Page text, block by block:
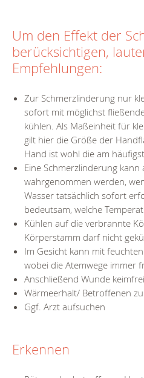
Um den Effekt der
berücksichtigen,
Empfehlungen:
Zur Schmerzlinderung nur
sofort mit möglichst
kühlen. Als Maßeinheit für
gilt hier die Größe der
Hand ist wohl die am
Eine Schmerzlinderung
wahrgenommen werden,
Wasser tatsächlich sofort
bedeutsam, welche
Kühlen auf die verbrannte
Körperstamm darf nicht
Im Gesicht kann mit
wobei die Atemwege immer
Anschließend Wunde
Wärmeerhalt/ Betroffenen
Ggf. Arzt aufsuchen
Erkennen